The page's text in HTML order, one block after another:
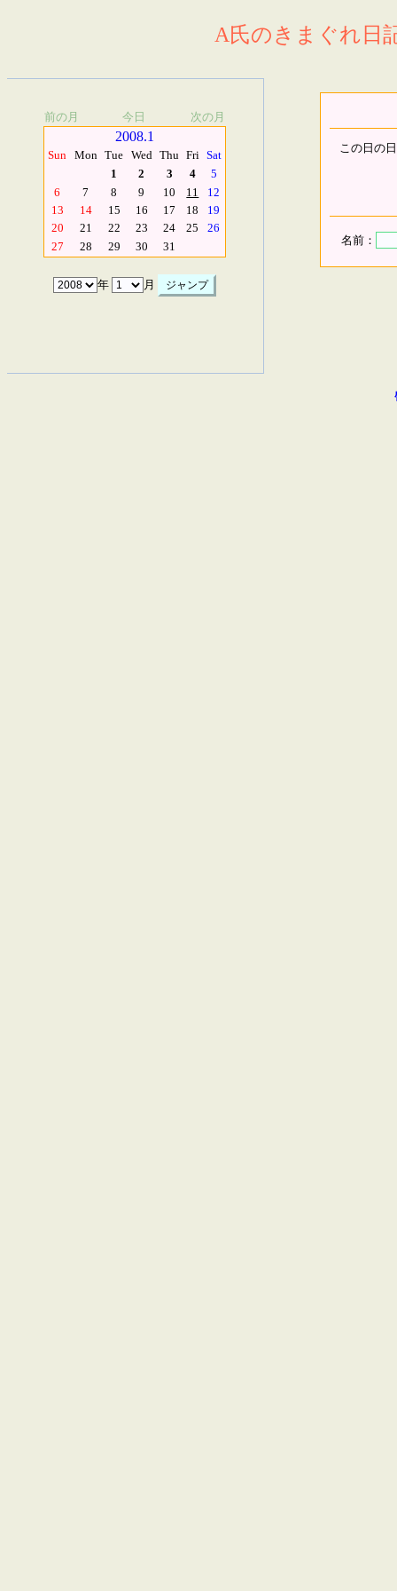
A氏のきまぐれ日
前の月 今日 次の月
2008.1
Sun Mon Tue Wed Thu Fri Sat
1
2 3 4
5
6
7 8 9 10 11
12
13
14 15 16 17 18
19
20
21 22 23 24 25
26
27
28 29 30 31
年 月
この日の
名前：